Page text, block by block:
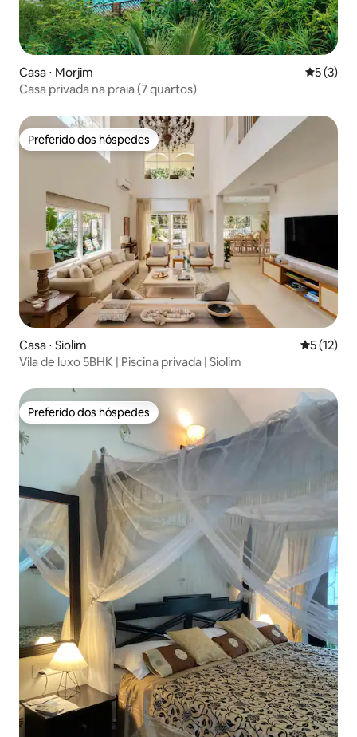
Casa ⋅ Morjim 5 de
5 (3)
Casa privada na praia (7 quartos)
Preferido dos hóspedes
Preferido dos hóspedes
Casa ⋅ Siolim 5 de uma
5 (12)
Vila de luxo 5BHK | Piscina privada | Siolim
Preferido dos hóspedes
Preferido dos hóspedes